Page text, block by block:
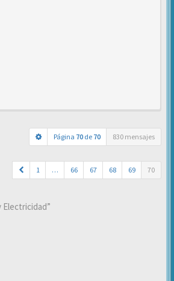
Página 70 de 70 830 mensajes
1 … 66 67 68 69 70
Electricidad”